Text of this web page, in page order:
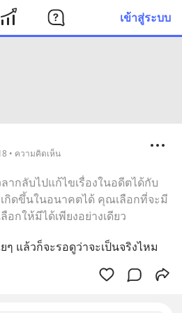
เข้าสู่ระบบ
• ความคิดเห็น
ากลับไปแก้ไขเรื่องในอดีตได้กับ
กิดขึ้นในอนาคตได้ คุณเลือกที่จะมี
อกให้มีได้เพียงอย่างเดียว
ๆ แล้วก็จะรอดูว่าจะเป็นจริงไหม